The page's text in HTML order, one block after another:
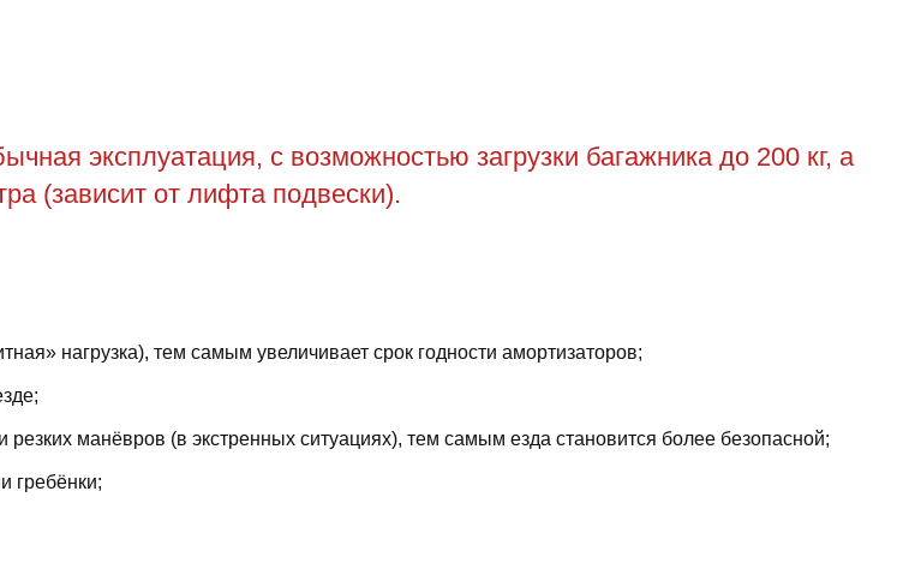
эксплуатация, с возможностью загрузки багажника до 200 кг, а
(зависит от лифта подвески).
нагрузка), тем самым увеличивает срок годности амортизаторов;
манёвров (в экстренных ситуациях), тем самым езда становится более безопасной;
гребёнки;